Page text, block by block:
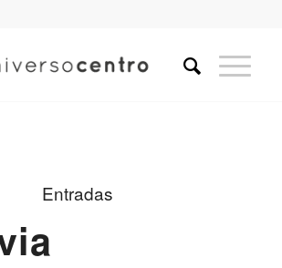
Entradas